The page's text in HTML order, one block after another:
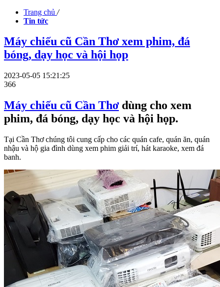
Trang chủ /
Tin tức
Máy chiếu cũ Cần Thơ xem phim, đá
bóng, dạy học và hội họp
2023-05-05 15:21:25
366
Máy chiếu cũ Cần Thơ dùng cho xem
phim, đá bóng, dạy học và hội họp.
Tại Cần Thơ chúng tôi cung cấp cho các quán cafe, quán ăn, quán
nhậu và hộ gia đình dùng xem phim giải trí, hát karaoke, xem đá
banh.